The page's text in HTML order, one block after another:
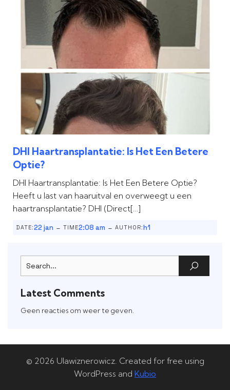
DHI Haartransplantatie: Is Het Een Betere
Optie?
DHI Haartransplantatie: Is Het Een Betere Optie?
Heeft u last van haaruitval en overweegt u een
haartransplantatie? DHI (Direct[…]
DATE:22 jan - TIME2:08 am - AUTHOR:h1
Latest Comments
Geen reacties om weer te geven.
© 2026 Ulawiznerowicz. Created for free using
WordPress and Kubio